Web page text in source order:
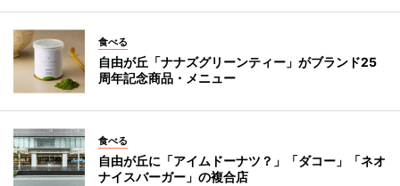
食べる
自由が丘「ナナズグリーンティー」がブランド25
周年記念商品・メニュー
食べる
自由が丘に「アイムドーナツ？」「ダコー」「ネオ
ナイスバーガー」の複合店